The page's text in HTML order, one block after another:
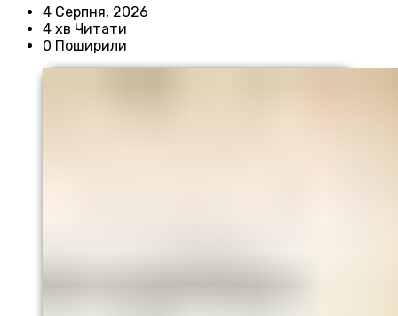
4 Серпня, 2026
4 хв Читати
0 Поширили